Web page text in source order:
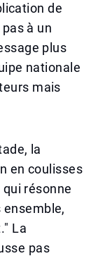
de
à un
plus
nationale
mais
la
en coulisses
résonne
La
pas